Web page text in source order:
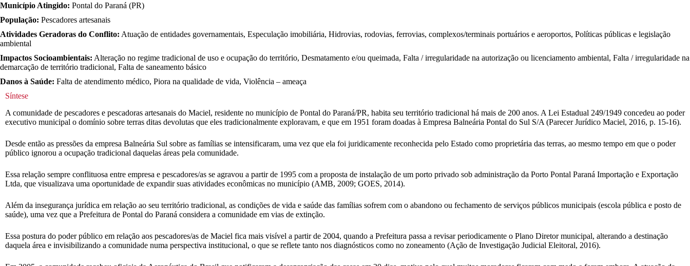
Município Atingido: Pontal do Paraná (PR)
População: Pescadores artesanais
Atividades Geradoras do Conflito: Atuação de entidades governamentais, Especulação imobiliária, Hidrovias, rodovias, ferrovias, complexos/terminais portuários e aeroportos, Políticas públicas e legislação
ambiental
Impactos Socioambientais: Alteração no regime tradicional de uso e ocupação do território, Desmatamento e/ou queimada, Falta / irregularidade na autorização ou licenciamento ambiental, Falta / irregularidade na
demarcação de território tradicional, Falta de saneamento básico
Danos à Saúde: Falta de atendimento médico, Piora na qualidade de vida, Violência – ameaça
Síntese
A comunidade de pescadores e pescadoras artesanais do Maciel, residente no município de Pontal do Paraná/PR, habita seu território tradicional há mais de 200 anos. A Lei Estadual 249/1949 concedeu ao poder
executivo municipal o domínio sobre terras ditas devolutas que eles tradicionalmente exploravam, e que em 1951 foram doadas à Empresa Balneária Pontal do Sul S/A (Parecer Jurídico Maciel, 2016, p. 15-16).
Desde então as pressões da empresa Balneária Sul sobre as famílias se intensificaram, uma vez que ela foi juridicamente reconhecida pelo Estado como proprietária das terras, ao mesmo tempo em que o poder
público ignorou a ocupação tradicional daquelas áreas pela comunidade.
Essa relação sempre conflituosa entre empresa e pescadores/as se agravou a partir de 1995 com a proposta de instalação de um porto privado sob administração da Porto Pontal Paraná Importação e Exportação
Ltda, que visualizava uma oportunidade de expandir suas atividades econômicas no município (AMB, 2009; GOES, 2014).
Além da insegurança jurídica em relação ao seu território tradicional, as condições de vida e saúde das famílias sofrem com o abandono ou fechamento de serviços públicos municipais (escola pública e posto de
saúde), uma vez que a Prefeitura de Pontal do Paraná considera a comunidade em vias de extinção.
Essa postura do poder público em relação aos pescadores/as de Maciel fica mais visível a partir de 2004, quando a Prefeitura passa a revisar periodicamente o Plano Diretor municipal, alterando a destinação
daquela área e invisibilizando a comunidade numa perspectiva institucional, o que se reflete tanto nos diagnósticos como no zoneamento (Ação de Investigação Judicial Eleitoral, 2016).